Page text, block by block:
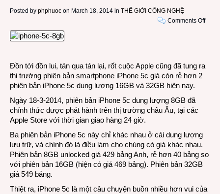
Posted by phphuoc on March 18, 2014 in THẾ GIỚI CÔNG NGHỆ
Comments Offon
Đồn tới đồn lui, tán qua tán lại, rốt cuộc Apple cũng đã tung ra
thị trường phiên bản smartphone iPhone 5c giá còn rẻ hơn 2
phiên bản iPhone 5c dung lượng 16GB và 32GB hiện nay.
Ngày 18-3-2014, phiên bản iPhone 5c dung lượng 8GB đã
chính thức được phát hành trên thị trường châu Âu, tại các
Apple Store với thời gian giao hàng 24 giờ.
Ba phiên bản iPhone 5c này chỉ khác nhau ở cái dung lượng
lưu trữ, và chính đó là điều làm cho chúng có giá khác nhau.
Phiên bản 8GB unlocked giá 429 bảng Anh, rẻ hơn 40 bảng so
với phiên bản 16GB (hiện có giá 469 bảng). Phiên bản 32GB
giá 549 bảng.
Thiệt ra, iPhone 5c là một câu chuyện buồn nhiều hơn vui của